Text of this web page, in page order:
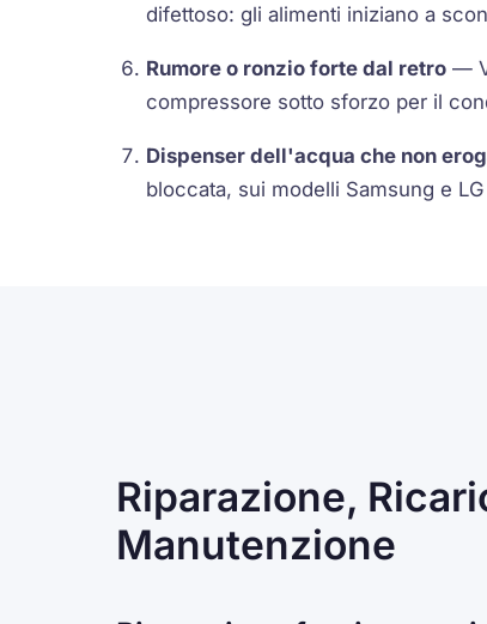
difettoso: gli alimenti iniziano a
Rumore o ronzio forte dal retro —
compressore sotto sforzo per il
Dispenser dell'acqua che non
bloccata, sui modelli Samsung e
Riparazione,
Manutenzione